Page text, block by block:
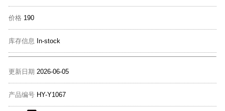
价格 190
库存信息 In-stock
更新日期 2026-06-05
产品编号 HY-Y1067